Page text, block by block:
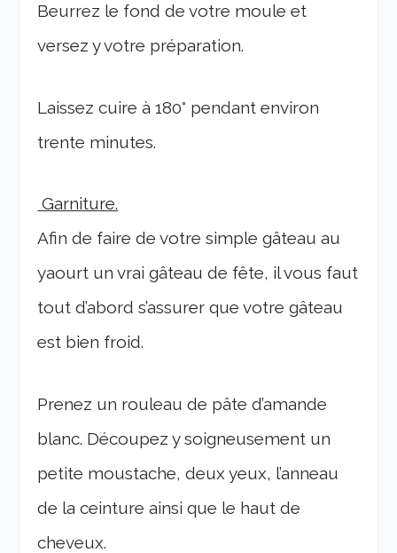
Beurrez le fond de votre moule et
versez y votre préparation.
Laissez cuire à 180° pendant environ
trente minutes.
Garniture.
Afin de faire de votre simple gâteau au
yaourt un vrai gâteau de fête, il vous faut
tout d’abord s’assurer que votre gâteau
est bien froid.
Prenez un rouleau de pâte d’amande
blanc. Découpez y soigneusement un
petite moustache, deux yeux, l’anneau
de la ceinture ainsi que le haut de
cheveux.